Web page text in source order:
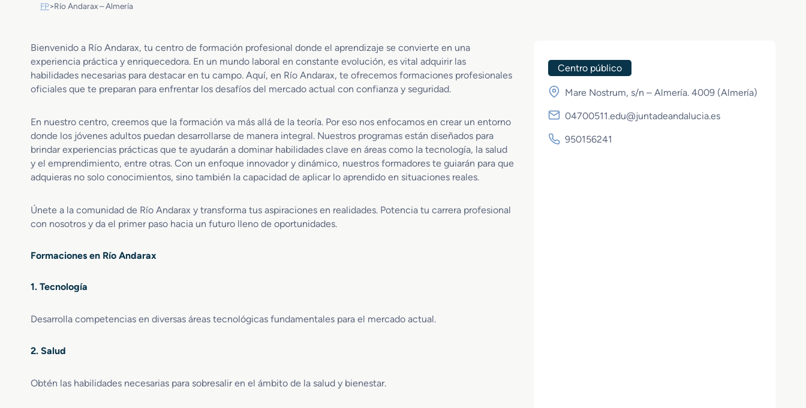
FP>Río Andarax – Almería
Bienvenido a Río Andarax, tu centro de formación profesional donde el aprendizaje se convierte en una
experiencia práctica y enriquecedora. En un mundo laboral en constante evolución, es vital adquirir las
habilidades necesarias para destacar en tu campo. Aquí, en Río Andarax, te ofrecemos formaciones profesionales
oficiales que te preparan para enfrentar los desafíos del mercado actual con confianza y seguridad.
En nuestro centro, creemos que la formación va más allá de la teoría. Por eso nos enfocamos en crear un entorno
donde los jóvenes adultos puedan desarrollarse de manera integral. Nuestros programas están diseñados para
brindar experiencias prácticas que te ayudarán a dominar habilidades clave en áreas como la tecnología, la salud
y el emprendimiento, entre otras. Con un enfoque innovador y dinámico, nuestros formadores te guiarán para que
adquieras no solo conocimientos, sino también la capacidad de aplicar lo aprendido en situaciones reales.
Únete a la comunidad de Río Andarax y transforma tus aspiraciones en realidades. Potencia tu carrera profesional
con nosotros y da el primer paso hacia un futuro lleno de oportunidades.
Formaciones en Río Andarax
1. Tecnología
Desarrolla competencias en diversas áreas tecnológicas fundamentales para el mercado actual.
2. Salud
Obtén las habilidades necesarias para sobresalir en el ámbito de la salud y bienestar.
Centro público
Mare Nostrum, s/n – Almería. 4009 (Almería)
04700511.edu@juntadeandalucia.es
950156241